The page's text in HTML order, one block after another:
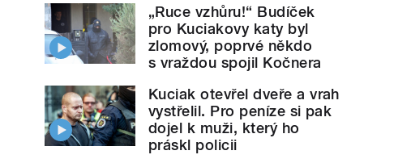
„Ruce vzhůru!“ Budíček
pro Kuciakovy katy byl
zlomový, poprvé někdo
s vraždou spojil Kočnera
Kuciak otevřel dveře a vrah
vystřelil. Pro peníze si pak
dojel k muži, který ho
práskl policii